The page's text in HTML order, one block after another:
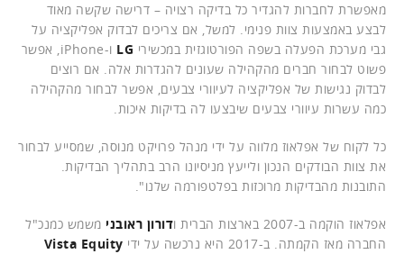
מאפשרת לחברות להגדיר כל בדיקה רצויה – דרישה שקשה מאוד
לבצע באמצעות צוות פנימי. למשל, אם צריכים לבדוק אפליקציה על
גבי מערכת הפעלה בשפה הפורטוגזית במכשירי LG
ו-iPhone, אפשר
פשוט לבחור חברים מהקהילה שעונים להגדרות אלה. אם רוצים
לבדוק נגישות של אפליקציה לעיוורי צבעים, אפשר לבחור מהקהילה
כמה עשרות עיוורי צבעים שיבצעו לה בדיקות איכות.
כל לקוח של אפלאוז מלווה על ידי מנהל פרויקט מנוסה, שמסייע לבחור
את צוות הבודקים הנכון ולייעץ מניסיונו הרב בתהליך הבדיקות.
התובנות מהבדיקות מרוכזות בפלטפורמה שלנו".
אפלאוז הוקמה ב-2007 בארצות הברית ו דורון ראובני משמש כמנכ"ל
החברה מאז הקמתה. ב-2017 היא נרכשה על ידי
Vista Equity